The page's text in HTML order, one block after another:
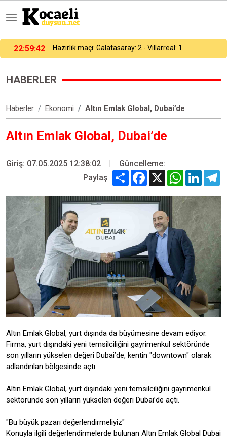
23:00:17 Galatasaray, hazırlık maçında Villarreal’e 2-1 yenildi
HABERLER
Haberler Ekonomi Altın Emlak Global, Dubai’de
Altın Emlak Global, Dubai’de
Giriş: 07.05.2025 12:38:02 |
Güncelleme:
Paylaş
Share Facebook
X WhatsApp
Altın Emlak Global, yurt dışında da büyümesine devam ediyor.
Firma, yurt dışındaki yeni temsilciliğini gayrimenkul sektöründe
son yılların yükselen değeri Dubai’de, kentin "downtown" olarak
adlandırılan bölgesinde açtı.
Altın Emlak Global, yurt dışındaki yeni temsilciliğini gayrimenkul
sektöründe son yılların yükselen değeri Dubai’de açtı.
"Bu büyük pazarı değerlendirmeliyiz"
Konuyla ilgili değerlendirmelerde bulunan Altın Emlak Global Dubai